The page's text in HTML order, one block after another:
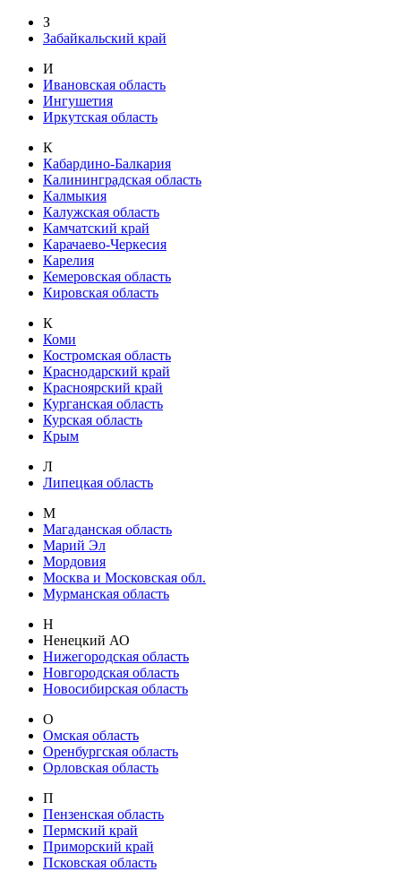
З
Забайкальский край
И
Ивановская область
Ингушетия
Иркутская область
К
Кабардино-Балкария
Калининградская область
Калмыкия
Калужская область
Камчатский край
Карачаево-Черкесия
Карелия
Кемеровская область
Кировская область
К
Коми
Костромская область
Краснодарский край
Красноярский край
Курганская область
Курская область
Крым
Л
Липецкая область
М
Магаданская область
Марий Эл
Мордовия
Москва и Московская обл.
Мурманская область
Н
Ненецкий АО
Нижегородская область
Новгородская область
Новосибирская область
О
Омская область
Оренбургская область
Орловская область
П
Пензенская область
Пермский край
Приморский край
Псковская область